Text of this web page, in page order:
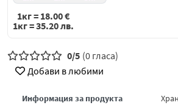
1кг = 18.00€
1кг =35.20лв.
0/5 (0 гласа)
Добави в любими
Информация за продукта